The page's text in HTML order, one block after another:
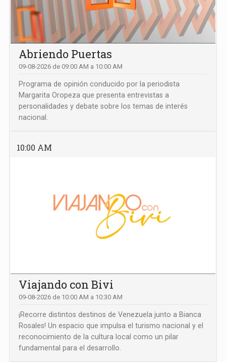
Abriendo Puertas
09-08-2026 de 09:00 AM a 10:00 AM
Programa de opinión conducido por la periodista
Margarita Oropeza que presenta entrevistas a
personalidades y debate sobre los temas de interés
nacional.
10:00 AM
Viajando con Bivi
09-08-2026 de 10:00 AM a 10:30 AM
¡Recorre distintos destinos de Venezuela junto a Bianca
Rosales! Un espacio que impulsa el turismo nacional y el
reconocimiento de la cultura local como un pilar
fundamental para el desarrollo.